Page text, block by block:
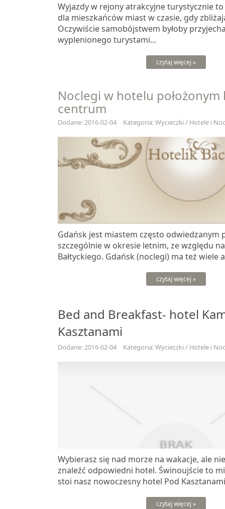
Wyjazdy w rejony atrakcyjne turystycznie
dla mieszkańców miast w czasie, gdy
Oczywiście samobójstwem byłoby
wyplenionego turystami...
czytaj więcej »
Noclegi w hotelu położonym
centrum
Dodane: 2016-02-04 Kategoria: Wycieczki / Hotele i
Gdańsk jest miastem często odwiedzanym
szczególnie w okresie letnim, ze względu
Bałtyckiego. Gdańsk (noclegi) ma też wiele
czytaj więcej »
Bed and Breakfast- hotel
Kasztanami
Dodane: 2016-02-04 Kategoria: Wycieczki / Hotele i
Wybierasz się nad morze na wakacje, ale
znaleźć odpowiedni hotel. Świnoujście to
stoi nasz nowoczesny hotel Pod
czytaj więcej »